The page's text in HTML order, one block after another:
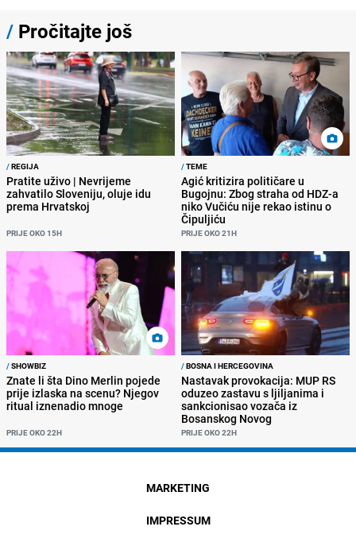
/ Pročitajte još
/REGIJA
Pratite uživo | Nevrijeme
zahvatilo Sloveniju, oluje idu
prema Hrvatskoj
PRIJE OKO 15H
/TEME
Agić kritizira političare u
Bugojnu: Zbog straha od HDZ-a
niko Vučiću nije rekao istinu o
Čipuljiću
PRIJE OKO 21H
/SHOWBIZ
Znate li šta Dino Merlin pojede
prije izlaska na scenu? Njegov
ritual iznenadio mnoge
PRIJE OKO 22H
/BOSNA I HERCEGOVINA
Nastavak provokacija: MUP RS
oduzeo zastavu s ljiljanima i
sankcionisao vozača iz
Bosanskog Novog
PRIJE OKO 22H
MARKETING
IMPRESSUM